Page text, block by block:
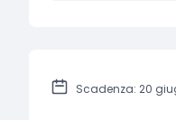
Scadenza: 20